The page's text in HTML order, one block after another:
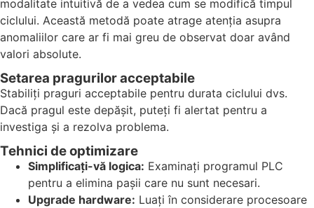
modalitate intuitivă de a vedea cum se modifică timpul
ciclului. Această metodă poate atrage atenția asupra
anomaliilor care ar fi mai greu de observat doar având
valori absolute.
Setarea pragurilor acceptabile
Stabiliți praguri acceptabile pentru durata ciclului dvs.
Dacă pragul este depășit, puteți fi alertat pentru a
investiga și a rezolva problema.
Tehnici de optimizare
Simplificați-vă logica: Examinați programul PLC
pentru a elimina pașii care nu sunt necesari.
Upgrade hardware: Luați în considerare procesoare